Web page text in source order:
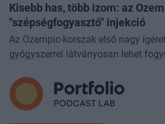
Kisebb has, több izom: az
"szépségfogyasztó" injekció
Az Ozempic-korszak első nagy
gyógyszerrel látványosan lehet
Kísérleti géncsendesítő